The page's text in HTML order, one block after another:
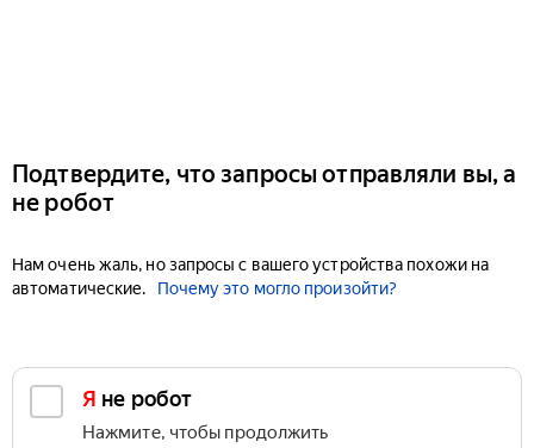
Подтвердите, что запросы отправляли вы, а
не робот
Нам очень жаль, но запросы с вашего устройства похожи на
автоматические.
Почему это могло произойти?
Я не робот
Нажмите, чтобы продолжить